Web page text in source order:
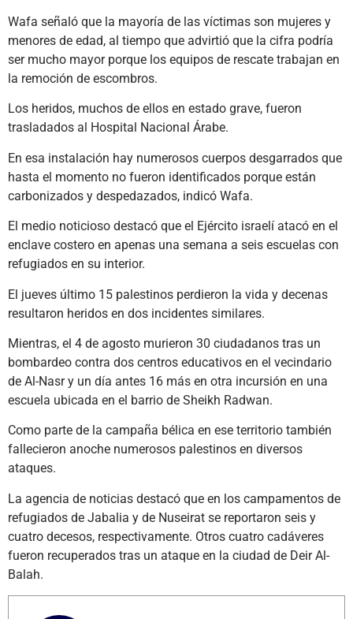
Wafa señaló que la mayoría de las víctimas son mujeres y
menores de edad, al tiempo que advirtió que la cifra podría
ser mucho mayor porque los equipos de rescate trabajan en
la remoción de escombros.
Los heridos, muchos de ellos en estado grave, fueron
trasladados al Hospital Nacional Árabe.
En esa instalación hay numerosos cuerpos desgarrados que
hasta el momento no fueron identificados porque están
carbonizados y despedazados, indicó Wafa.
El medio noticioso destacó que el Ejército israelí atacó en el
enclave costero en apenas una semana a seis escuelas con
refugiados en su interior.
El jueves último 15 palestinos perdieron la vida y decenas
resultaron heridos en dos incidentes similares.
Mientras, el 4 de agosto murieron 30 ciudadanos tras un
bombardeo contra dos centros educativos en el vecindario
de Al-Nasr y un día antes 16 más en otra incursión en una
escuela ubicada en el barrio de Sheikh Radwan.
Como parte de la campaña bélica en ese territorio también
fallecieron anoche numerosos palestinos en diversos
ataques.
La agencia de noticias destacó que en los campamentos de
refugiados de Jabalia y de Nuseirat se reportaron seis y
cuatro decesos, respectivamente. Otros cuatro cadáveres
fueron recuperados tras un ataque en la ciudad de Deir Al-
Balah.